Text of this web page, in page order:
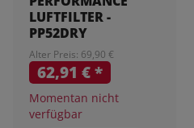
LUFTFILTER -
PP52DRY
Alter Preis: 69,90 €
62,91 €*
Momentan nicht
verfügbar